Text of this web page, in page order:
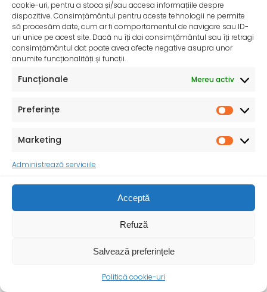
cookie-uri, pentru a stoca și/sau accesa informațiile despre
dispozitive. Consimțământul pentru aceste tehnologii ne permite
să procesăm date, cum ar fi comportamentul de navigare sau ID-
uri unice pe acest site. Dacă nu îți dai consimțământul sau îți retragi
consimțământul dat poate avea afecte negative asupra unor
anumite funcționalități și funcții.
Funcționale Mereu activ
Preferințe
Marketing
Administrează serviciile
Acceptă
Refuză
Salvează preferințele
Politică cookie-uri
InfoMama – Ghidul mamei pe parcursul sarcinii și în
De peste 35 de ani, Organizația Salvați Copiii